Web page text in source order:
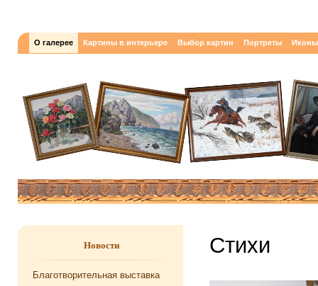
О галерее Картины в интерьере Выбор картин Портреты Иконы
Новости
Благотворительная выставка
Стихи